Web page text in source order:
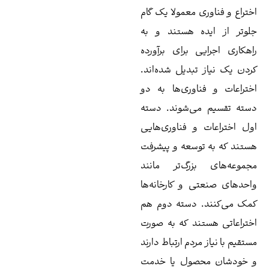
و فناوری معمولا یک گام
از ایده هستند و به
اجرایی برای برآورده
یک نیاز تبدیل شده‌اند.
و فناوری‌ها به دو
تقسیم می‌شوند. دسته
اختراعات و فناوری‌هایی
که به توسعه و پیشرفت
بزرگ‌تر مانند
صنعتی و کارخانه‌ها
می‌کنند. دسته دوم هم
هستند که به صورت
با نیاز مردم ارتباط دارند
خودشان محصول یا خدمت